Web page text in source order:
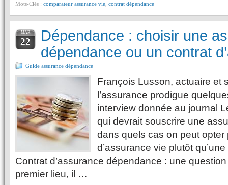
Mots-Clés : comparateur assurance vie contrat dépendance
MAR
22
Dépendance : choisir une
dépendance ou un contrat
Guide assurance dépendance
François Lusson, actuaire et
l’assurance prodigue
interview donnée au journal
qui devrait souscrire une
dans quels cas on peut opter
d’assurance vie plutôt
Contrat d’assurance dépendance : une
premier lieu, il …